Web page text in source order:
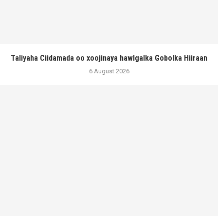
Taliyaha Ciidamada oo xoojinaya hawlgalka Gobolka Hiiraan
6 August 2026